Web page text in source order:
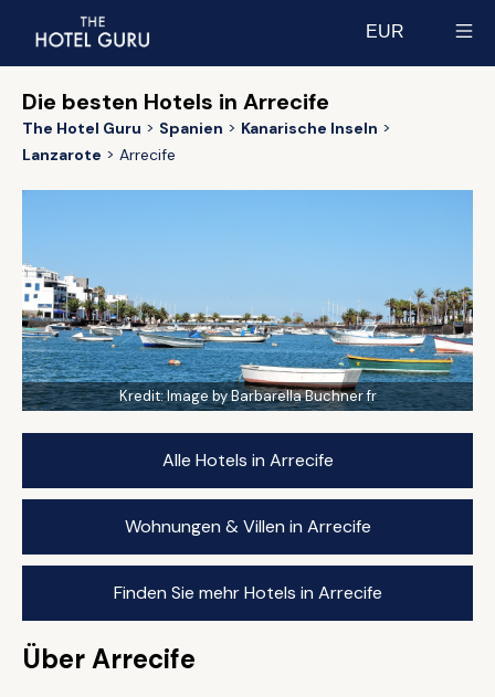
EUR
Die besten Hotels in Arrecife
The Hotel Guru Spanien
Kanarische Inseln
Lanzarote
Arrecife
Kredit:Image by Barbarella Buchner fr
Alle Hotels in Arrecife
Wohnungen & Villen in Arrecife
Finden Sie mehr Hotels in Arrecife
Über Arrecife